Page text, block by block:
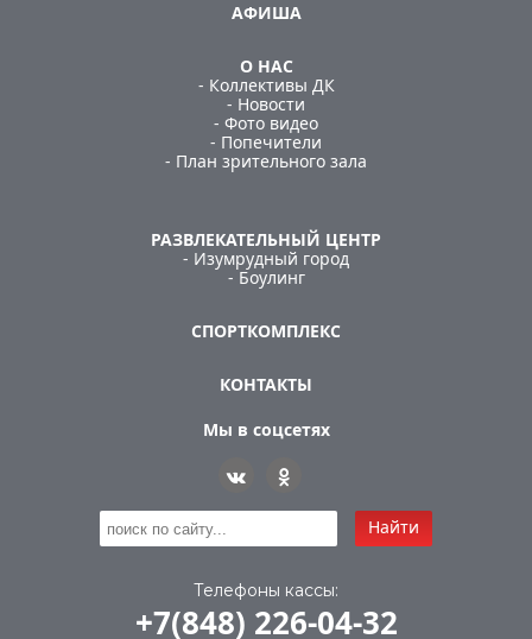
АФИША
О НАС
- Коллективы ДК
- Новости
- Фото видео
- Попечители
- План зрительного зала
РАЗВЛЕКАТЕЛЬНЫЙ ЦЕНТР
- Изумрудный город
- Боулинг
СПОРТКОМПЛЕКС
КОНТАКТЫ
Мы в соцсетях
Найти
Телефоны кассы:
+7(848) 226-04-32